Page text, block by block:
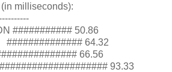
milliseconds):
########### 50.86
############## 64.32
66.56
93.33